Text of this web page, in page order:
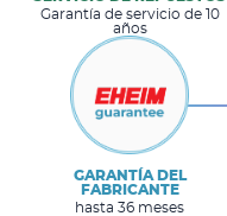
Garantía de servicio de 10
años
GARANTÍA DEL
FABRICANTE
hasta 36 meses